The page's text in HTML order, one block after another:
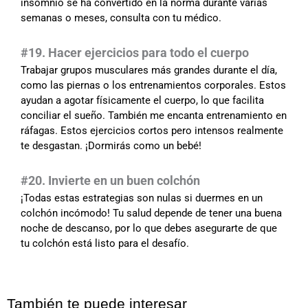
insomnio se ha convertido en la norma durante varias
semanas o meses, consulta con tu médico.
#19. Hacer ejercicios para todo el cuerpo
Trabajar grupos musculares más grandes durante el día,
como las piernas o los entrenamientos corporales. Estos
ayudan a agotar físicamente el cuerpo, lo que facilita
conciliar el sueño. También me encanta entrenamiento en
ráfagas. Estos ejercicios cortos pero intensos realmente
te desgastan. ¡Dormirás como un bebé!
#20. Invierte en un buen colchón
¡Todas estas estrategias son nulas si duermes en un
colchón incómodo! Tu salud depende de tener una buena
noche de descanso, por lo que debes asegurarte de que
tu colchón está listo para el desafío.
También te puede interesar